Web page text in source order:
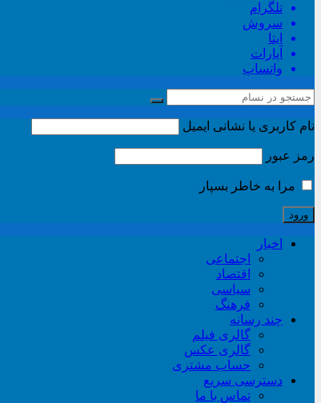
تلگرام
سروش
ایتا
آپارات
واتساپ
نام کاربری یا نشانی ایمیل
رمز عبور
مرا به خاطر بسپار
اخبار
اجتماعی
اقتصاد
سیاسی
فرهنگ
چند رسانه
گالری فیلم
گالری عکس
حساب مشتری
دسترسی سریع
تماس با ما